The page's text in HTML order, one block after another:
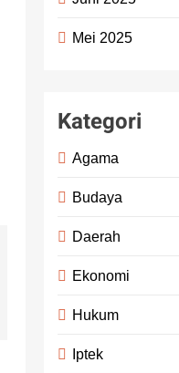
Mei 2025
Kategori
Agama
Budaya
Daerah
Ekonomi
Hukum
Iptek